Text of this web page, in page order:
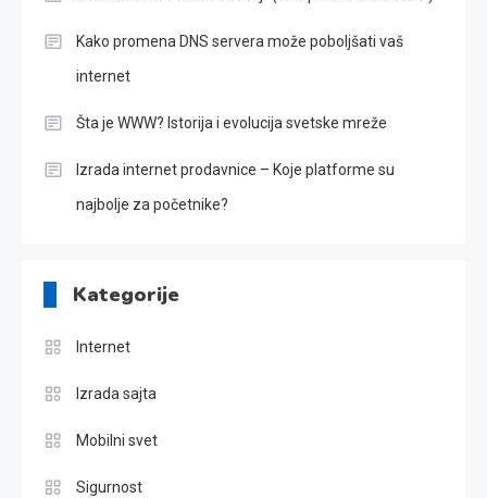
Kako promena DNS servera može poboljšati vaš
internet
Šta je WWW? Istorija i evolucija svetske mreže
Izrada internet prodavnice – Koje platforme su
najbolje za početnike?
Kategorije
Internet
Izrada sajta
Mobilni svet
Sigurnost